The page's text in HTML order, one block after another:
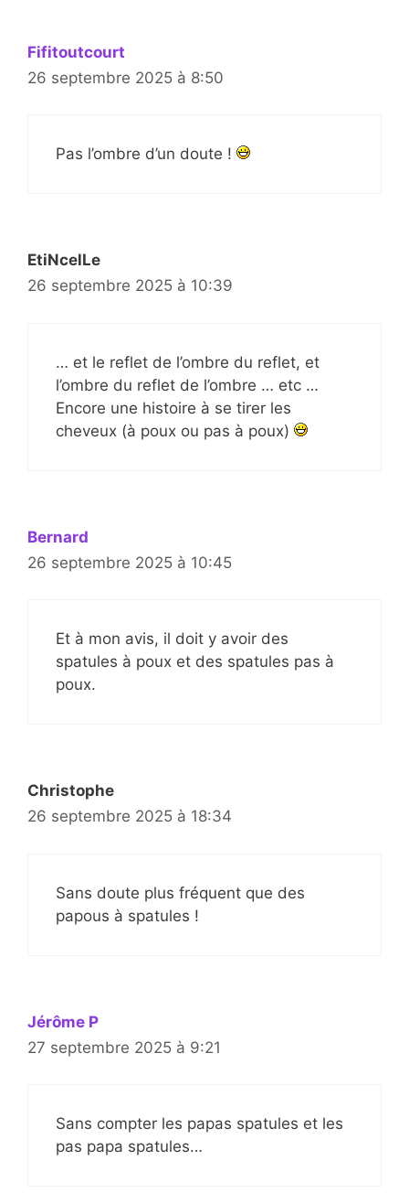
Fifitoutcourt
26 septembre 2025 à 8:50
Pas l’ombre d’un doute !
EtiNcelLe
26 septembre 2025 à 10:39
… et le reflet de l’ombre du reflet, et
l’ombre du reflet de l’ombre … etc …
Encore une histoire à se tirer les
cheveux (à poux ou pas à poux)
Bernard
26 septembre 2025 à 10:45
Et à mon avis, il doit y avoir des
spatules à poux et des spatules pas à
poux.
Christophe
26 septembre 2025 à 18:34
Sans doute plus fréquent que des
papous à spatules !
Jérôme P
27 septembre 2025 à 9:21
Sans compter les papas spatules et les
pas papa spatules…